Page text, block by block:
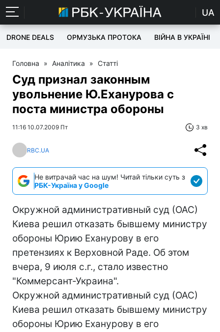
UA
DRONE DEALS ОРМУЗЬКА ПРОТОКА ВІЙНА В УКРАЇНІ
Головна » Аналітика » Статті
Суд признал законным
увольнение Ю.Еханурова с
поста министра обороны
11:16 10.07.2009 Пт 3 хв
RBC.UA
Не витрачай час на шум! Читай тільки суть з
РБК-Україна у Google
Окружной административный суд (ОАС)
Киева решил отказать бывшему министру
обороны Юрию Еханурову в его
претензиях к Верховной Раде. Об этом
вчера, 9 июля с.г., стало известно
"Коммерсант-Украина".
Окружной административный суд (ОАС)
Киева решил отказать бывшему министру
обороны Юрию Еханурову в его